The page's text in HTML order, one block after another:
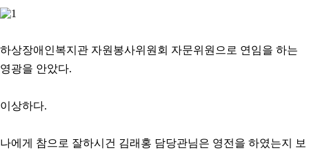
하상장애인복지관 자원봉사위원회 자문위원으로 연임을 하는
영광을 안았다.
이상하다.
나에게 참으로 잘하시건 김래홍 담당관님은 영전을 하였는지 보